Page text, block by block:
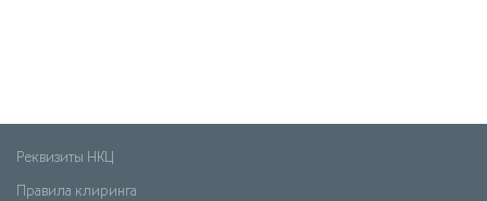
Реквизиты НКЦ
Правила клиринга